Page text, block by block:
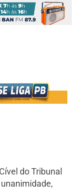
do Tribunal